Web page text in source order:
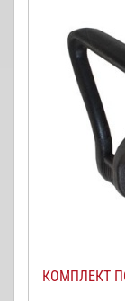
КОМПЛЕКТ